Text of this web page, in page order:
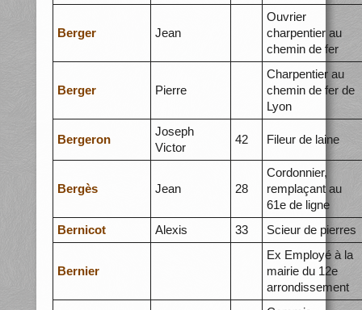
Berger Jean
Ouvrier
charpentier au
chemin de fer
Berger Pierre
Charpentier au
chemin de fer de
Lyon
Bergeron
Joseph
Victor
42 Fileur de laine
Bergès Jean 28
Cordonnier,
remplaçant au
61e de ligne
Bernicot
Alexis 33 Scieur de pierres
Bernier
Ex Employé à la
mairie du 12e
arrondissement